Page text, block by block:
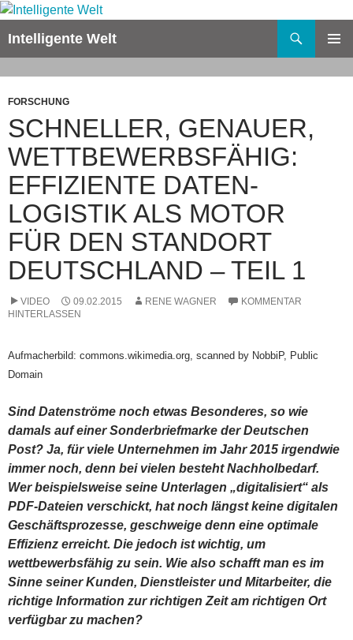
Zum
springen
Intelligente Welt
FORSCHUNG
SCHNELLER, GENAUER,
WETTBEWERBSFÄHIG:
EFFIZIENTE DATEN-
LOGISTIK ALS MOTOR
FÜR DEN STANDORT
DEUTSCHLAND – TEIL 1
VIDEO 09.02.2015 RENE WAGNER
KOMMENTAR
HINTERLASSEN
Aufmacherbild: commons.wikimedia.org, scanned by NobbiP, Public
Domain
Sind Datenströme noch etwas Besonderes, so wie
damals auf einer Sonderbriefmarke der Deutschen
Post? Ja, für viele Unternehmen im Jahr 2015 irgendwie
immer noch, denn bei vielen besteht Nachholbedarf.
Wer beispielsweise seine Unterlagen „digitalisiert“ als
PDF-Dateien verschickt, hat noch längst keine digitalen
Geschäftsprozesse, geschweige denn eine optimale
Effizienz erreicht. Die jedoch ist wichtig, um
wettbewerbsfähig zu sein. Wie also schafft man es im
Sinne seiner Kunden, Dienstleister und Mitarbeiter, die
richtige Information zur richtigen Zeit am richtigen Ort
verfügbar zu machen?